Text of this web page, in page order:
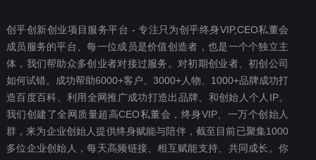
创乎创新创业项目服务平台 - 专注只为创乎终身VIP,CEO私董会
成员服务的平台、每一位成员是价值创造者，也是一个个独立主
体，我们帮助众多创业者对接过服务。对初期创业者、初创公司
如何试错。成功帮助6000+客户、3000+人物、1000+品牌成功打
造百度百科、利用全网推广成功打造出品牌、和创始人个人IP。
我们创建了全网质量超高CEO私董会，终身VIP、一万个创始人
群，来为企业创始人提供终身赋能与陪伴，截至目前已聚集1000
多位企业创始人，每天高频链接、相互赋能支持、共同成长。你